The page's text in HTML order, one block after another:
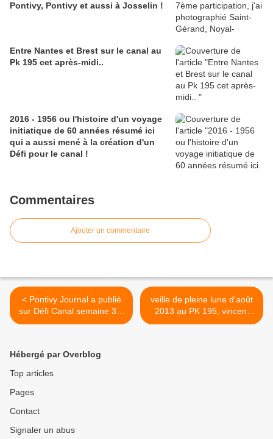
Pontivy, Pontivy et aussi à Josselin !
Entre Nantes et Brest sur le canal au
Pk 195 cet après-midi..
2016 - 1956 ou l'histoire d'un voyage
initiatique de 60 années résumé ici
qui a aussi mené à la création d'un
Défi pour le canal !
Commentaires
Ajouter un commentaire
< Pontivy Journal a publié
sur Défi Canal semaine 34,
merci à l'équipe !
veille de pleine lune d'août
2013 au PK 195, vincent
lefèvre photographe
Hébergé par Overblog
Top articles
Pages
Contact
Signaler un abus